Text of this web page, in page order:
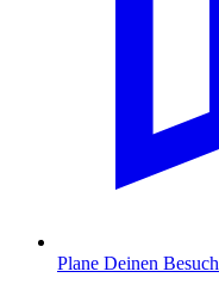
Plane Deinen Besuch